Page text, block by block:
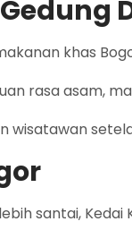
khas
rasa asam,
wisatawan
santai, Kedai